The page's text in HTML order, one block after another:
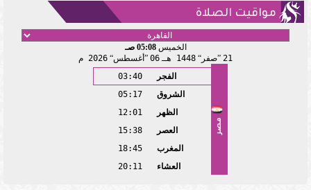
مواقيت الصلاة
الخميس05:08 صـ
21
صفر 1448 هـ 06 أغسطس 2026 م
مصر
الفجر
03:40
الشروق
05:17
الظهر
12:01
العصر
15:38
المغرب
18:45
العشاء
20:11